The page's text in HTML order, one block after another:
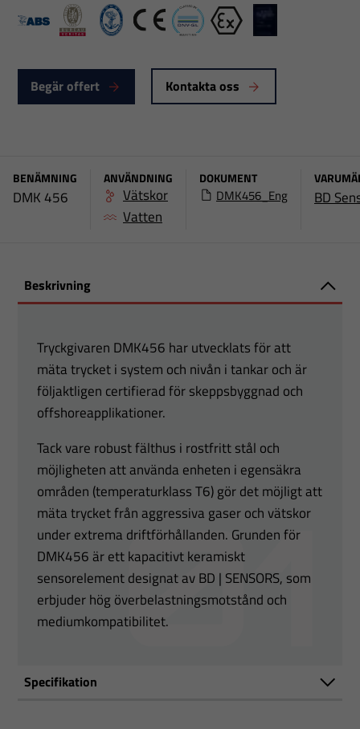
ABS Bureau veritas
CCS CE DNV-GLEx
Begär offert Kontakta oss
BENÄMNING
DMK 456
ANVÄNDNING
Vätskor
Vatten
DOKUMENT
DMK456_Eng BD
Beskrivning
Tryckgivaren DMK456 har utvecklats för att
mäta trycket i system och nivån i tankar och är
följaktligen certifierad för skeppsbyggnad och
offshoreapplikationer.
Tack vare robust fälthus i rostfritt stål och
möjligheten att använda enheten i egensäkra
områden (temperaturklass T6) gör det möjligt att
mäta trycket från aggressiva gaser och vätskor
under extrema driftförhållanden. Grunden för
DMK456 är ett kapacitivt keramiskt
sensorelement designat av BD | SENSORS, som
erbjuder hög överbelastningsmotstånd och
mediumkompatibilitet.
Specifikation